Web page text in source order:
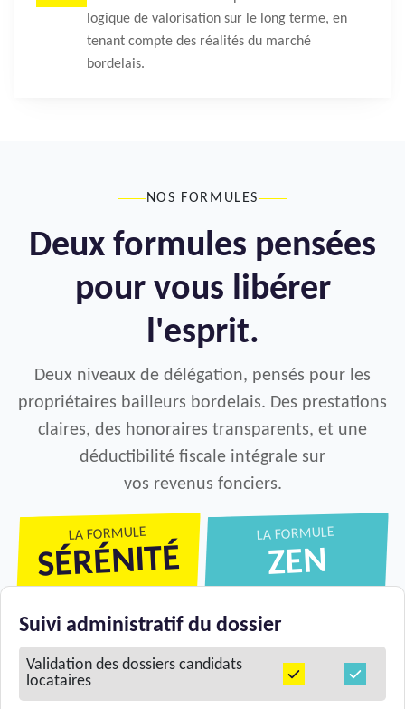
logique de valorisation sur le long terme, en
tenant compte des réalités du marché
bordelais.
NOS FORMULES
Deux formules pensées
pour vous libérer
l'esprit.
Deux niveaux de délégation, pensés pour les
propriétaires bailleurs bordelais. Des prestations
claires, des honoraires transparents, et une
déductibilité fiscale intégrale sur
vos revenus fonciers.
LA FORMULE
SÉRÉNITÉ
LA FORMULE
ZEN
Suivi administratif du dossier
Validation des dossiers candidats
locataires